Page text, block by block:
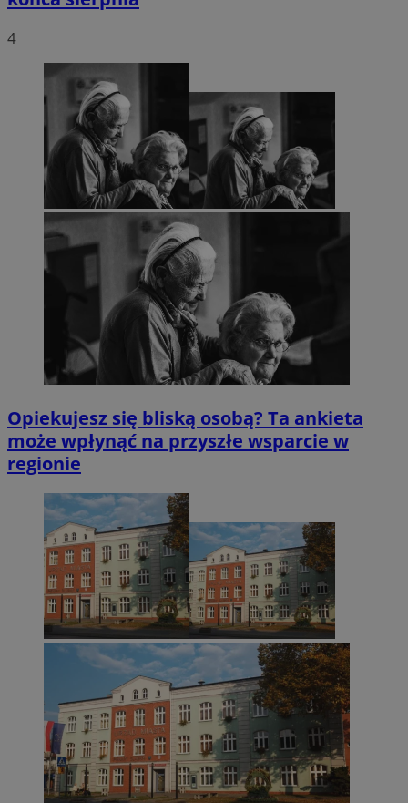
4
Opiekujesz się bliską osobą? Ta ankieta
może wpłynąć na przyszłe wsparcie w
regionie